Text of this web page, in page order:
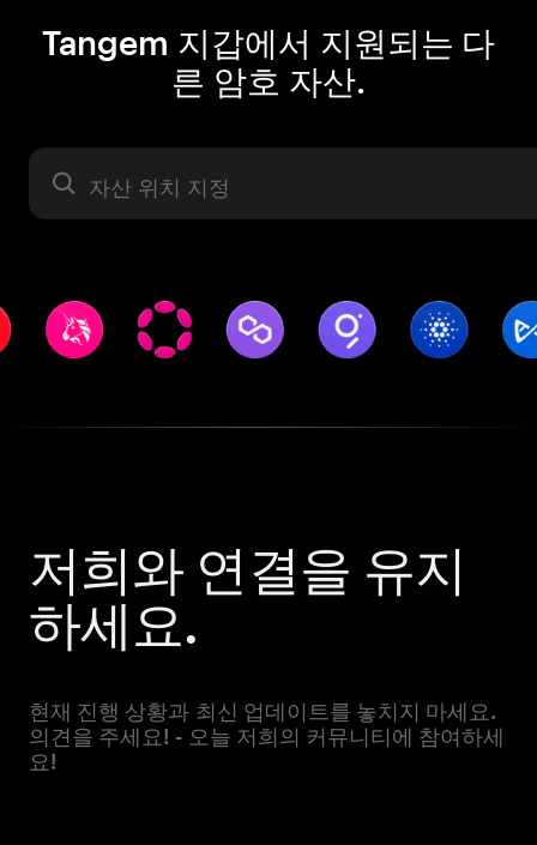
Tangem 지갑에서 지원되는 다
른 암호 자산.
자산 라벨
저희와 연결을 유지
하세요.
현재 진행 상황과 최신 업데이트를 놓치지 마세요.
의견을 주세요! - 오늘 저희의 커뮤니티에 참여하세
요!